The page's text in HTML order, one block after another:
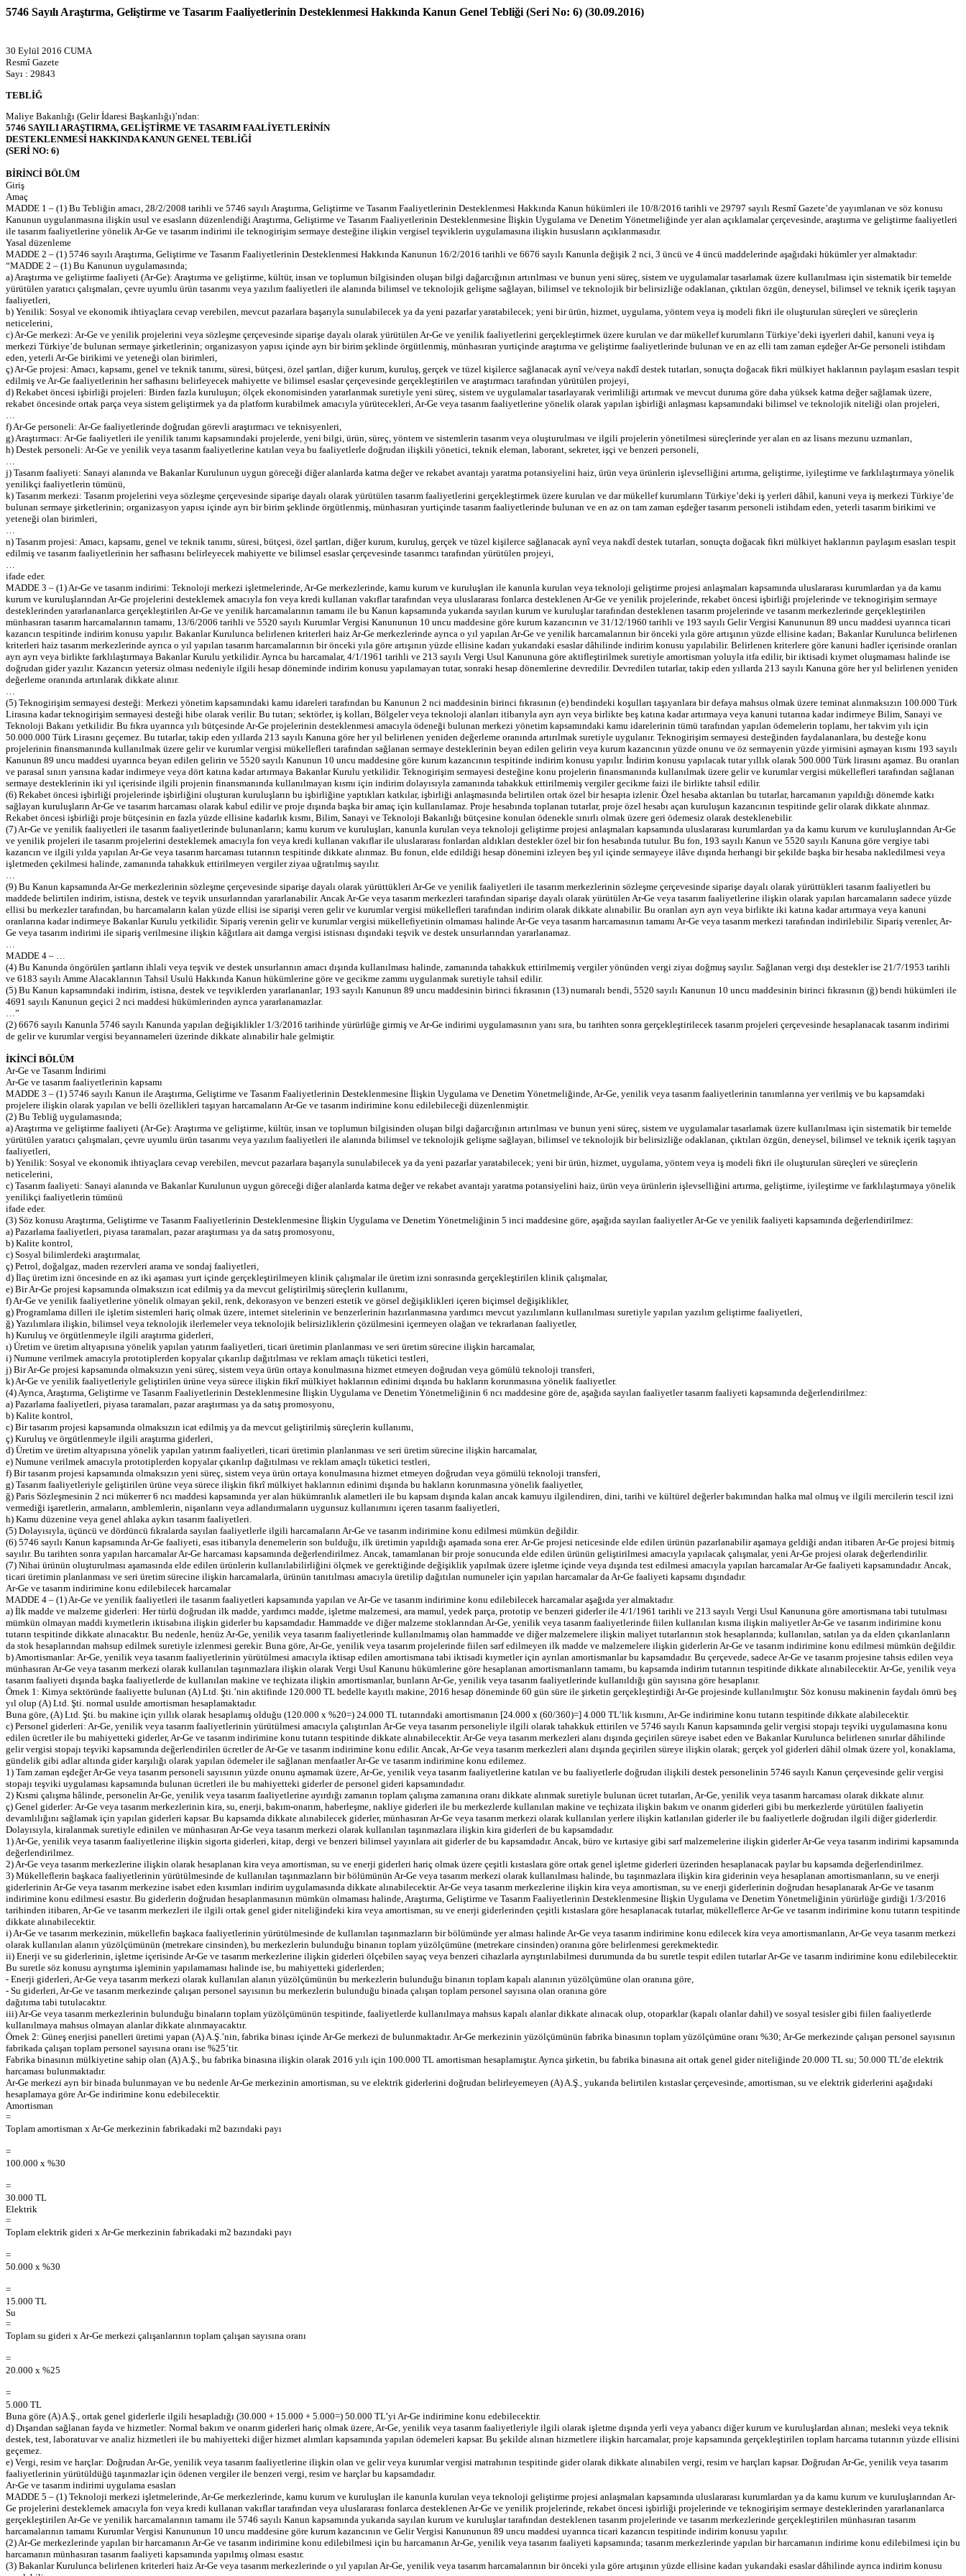
5746 Sayılı Araştırma, Geliştirme ve Tasarım Faaliyetlerinin Desteklenmesi Hakkında Kanun Genel Tebliği (Seri No: 6) (30.09.2016)
30 Eylül 2016 CUMA
Resmî Gazete
Sayı : 29843
TEBLİĞ
Maliye Bakanlığı (Gelir İdaresi Başkanlığı)’ndan:
5746 SAYILI ARAŞTIRMA, GELİŞTİRME VE TASARIM FAALİYETLERİNİN
DESTEKLENMESİ HAKKINDA KANUN GENEL TEBLİĞİ
(SERİ NO: 6)
BİRİNCİ BÖLÜM
Giriş
Amaç
MADDE 1 – (1) Bu Tebliğin amacı, 28/2/2008 tarihli ve 5746 sayılı Araştırma, Geliştirme ve Tasarım Faaliyetlerinin Desteklenmesi Hakkında Kanun hükümleri ile 10/8/2016 tarihli ve 29797 sayılı Resmî Gazete’de yayımlanan ve söz konusu
Kanunun uygulanmasına ilişkin usul ve esasların düzenlendiği Araştırma, Geliştirme ve Tasarım Faaliyetlerinin Desteklenmesine İlişkin Uygulama ve Denetim Yönetmeliğinde yer alan açıklamalar çerçevesinde, araştırma ve geliştirme faaliyetleri
ile tasarım faaliyetlerine yönelik Ar-Ge ve tasarım indirimi ile teknogirişim sermaye desteğine ilişkin vergisel teşviklerin uygulamasına ilişkin hususların açıklanmasıdır.
Yasal düzenleme
MADDE 2 – (1) 5746 sayılı Araştırma, Geliştirme ve Tasarım Faaliyetlerinin Desteklenmesi Hakkında Kanunun 16/2/2016 tarihli ve 6676 sayılı Kanunla değişik 2 nci, 3 üncü ve 4 üncü maddelerinde aşağıdaki hükümler yer almaktadır:
“MADDE 2 – (1) Bu Kanunun uygulamasında;
a) Araştırma ve geliştirme faaliyeti (Ar-Ge): Araştırma ve geliştirme, kültür, insan ve toplumun bilgisinden oluşan bilgi dağarcığının artırılması ve bunun yeni süreç, sistem ve uygulamalar tasarlamak üzere kullanılması için sistematik bir temelde
yürütülen yaratıcı çalışmaları, çevre uyumlu ürün tasarımı veya yazılım faaliyetleri ile alanında bilimsel ve teknolojik gelişme sağlayan, bilimsel ve teknolojik bir belirsizliğe odaklanan, çıktıları özgün, deneysel, bilimsel ve teknik içerik taşıyan
faaliyetleri,
b) Yenilik: Sosyal ve ekonomik ihtiyaçlara cevap verebilen, mevcut pazarlara başarıyla sunulabilecek ya da yeni pazarlar yaratabilecek; yeni bir ürün, hizmet, uygulama, yöntem veya iş modeli fikri ile oluşturulan süreçleri ve süreçlerin
neticelerini,
c) Ar-Ge merkezi: Ar-Ge ve yenilik projelerini veya sözleşme çerçevesinde siparişe dayalı olarak yürütülen Ar-Ge ve yenilik faaliyetlerini gerçekleştirmek üzere kurulan ve dar mükellef kurumların Türkiye’deki işyerleri dahil, kanuni veya iş
merkezi Türkiye’de bulunan sermaye şirketlerinin; organizasyon yapısı içinde ayrı bir birim şeklinde örgütlenmiş, münhasıran yurtiçinde araştırma ve geliştirme faaliyetlerinde bulunan ve en az elli tam zaman eşdeğer Ar-Ge personeli istihdam
eden, yeterli Ar-Ge birikimi ve yeteneği olan birimleri,
ç) Ar-Ge projesi: Amacı, kapsamı, genel ve teknik tanımı, süresi, bütçesi, özel şartları, diğer kurum, kuruluş, gerçek ve tüzel kişilerce sağlanacak aynî ve/veya nakdî destek tutarları, sonuçta doğacak fikri mülkiyet haklarının paylaşım esasları tespit
edilmiş ve Ar-Ge faaliyetlerinin her safhasını belirleyecek mahiyette ve bilimsel esaslar çerçevesinde gerçekleştirilen ve araştırmacı tarafından yürütülen projeyi,
d) Rekabet öncesi işbirliği projeleri: Birden fazla kuruluşun; ölçek ekonomisinden yararlanmak suretiyle yeni süreç, sistem ve uygulamalar tasarlayarak verimliliği artırmak ve mevcut duruma göre daha yüksek katma değer sağlamak üzere,
rekabet öncesinde ortak parça veya sistem geliştirmek ya da platform kurabilmek amacıyla yürütecekleri, Ar-Ge veya tasarım faaliyetlerine yönelik olarak yapılan işbirliği anlaşması kapsamındaki bilimsel ve teknolojik niteliği olan projeleri,
f) Ar-Ge personeli: Ar-Ge faaliyetlerinde doğrudan görevli araştırmacı ve teknisyenleri,
g) Araştırmacı: Ar-Ge faaliyetleri ile yenilik tanımı kapsamındaki projelerde, yeni bilgi, ürün, süreç, yöntem ve sistemlerin tasarım veya oluşturulması ve ilgili projelerin yönetilmesi süreçlerinde yer alan en az lisans mezunu uzmanları,
h) Destek personeli: Ar-Ge ve yenilik veya tasarım faaliyetlerine katılan veya bu faaliyetlerle doğrudan ilişkili yönetici, teknik eleman, laborant, sekreter, işçi ve benzeri personeli,
j) Tasarım faaliyeti: Sanayi alanında ve Bakanlar Kurulunun uygun göreceği diğer alanlarda katma değer ve rekabet avantajı yaratma potansiyelini haiz, ürün veya ürünlerin işlevselliğini artırma, geliştirme, iyileştirme ve farklılaştırmaya yönelik
yenilikçi faaliyetlerin tümünü,
k) Tasarım merkezi: Tasarım projelerini veya sözleşme çerçevesinde siparişe dayalı olarak yürütülen tasarım faaliyetlerini gerçekleştirmek üzere kurulan ve dar mükellef kurumların Türkiye’deki iş yerleri dâhil, kanuni veya iş merkezi Türkiye’de
bulunan sermaye şirketlerinin; organizasyon yapısı içinde ayrı bir birim şeklinde örgütlenmiş, münhasıran yurtiçinde tasarım faaliyetlerinde bulunan ve en az on tam zaman eşdeğer tasarım personeli istihdam eden, yeterli tasarım birikimi ve
yeteneği olan birimleri,
n) Tasarım projesi: Amacı, kapsamı, genel ve teknik tanımı, süresi, bütçesi, özel şartları, diğer kurum, kuruluş, gerçek ve tüzel kişilerce sağlanacak aynî veya nakdî destek tutarları, sonuçta doğacak fikri mülkiyet haklarının paylaşım esasları tespit
edilmiş ve tasarım faaliyetlerinin her safhasını belirleyecek mahiyette ve bilimsel esaslar çerçevesinde tasarımcı tarafından yürütülen projeyi,
ifade eder.
MADDE 3 – (1) Ar-Ge ve tasarım indirimi: Teknoloji merkezi işletmelerinde, Ar-Ge merkezlerinde, kamu kurum ve kuruluşları ile kanunla kurulan veya teknoloji geliştirme projesi anlaşmaları kapsamında uluslararası kurumlardan ya da kamu
kurum ve kuruluşlarından Ar-Ge projelerini desteklemek amacıyla fon veya kredi kullanan vakıflar tarafından veya uluslararası fonlarca desteklenen Ar-Ge ve yenilik projelerinde, rekabet öncesi işbirliği projelerinde ve teknogirişim sermaye
desteklerinden yararlananlarca gerçekleştirilen Ar-Ge ve yenilik harcamalarının tamamı ile bu Kanun kapsamında yukarıda sayılan kurum ve kuruluşlar tarafından desteklenen tasarım projelerinde ve tasarım merkezlerinde gerçekleştirilen
münhasıran tasarım harcamalarının tamamı, 13/6/2006 tarihli ve 5520 sayılı Kurumlar Vergisi Kanununun 10 uncu maddesine göre kurum kazancının ve 31/12/1960 tarihli ve 193 sayılı Gelir Vergisi Kanununun 89 uncu maddesi uyarınca ticari
kazancın tespitinde indirim konusu yapılır. Bakanlar Kurulunca belirlenen kriterleri haiz Ar-Ge merkezlerinde ayrıca o yıl yapılan Ar-Ge ve yenilik harcamalarının bir önceki yıla göre artışının yüzde ellisine kadarı; Bakanlar Kurulunca belirlenen
kriterleri haiz tasarım merkezlerinde ayrıca o yıl yapılan tasarım harcamalarının bir önceki yıla göre artışının yüzde ellisine kadarı yukarıdaki esaslar dâhilinde indirim konusu yapılabilir. Belirlenen kriterlere göre kanuni hadler içerisinde oranları
ayrı ayrı veya birlikte farklılaştırmaya Bakanlar Kurulu yetkilidir. Ayrıca bu harcamalar, 4/1/1961 tarihli ve 213 sayılı Vergi Usul Kanununa göre aktifleştirilmek suretiyle amortisman yoluyla itfa edilir, bir iktisadi kıymet oluşmaması halinde ise
doğrudan gider yazılır. Kazancın yetersiz olması nedeniyle ilgili hesap döneminde indirim konusu yapılamayan tutar, sonraki hesap dönemlerine devredilir. Devredilen tutarlar, takip eden yıllarda 213 sayılı Kanuna göre her yıl belirlenen yeniden
değerleme oranında artırılarak dikkate alınır.
(5) Teknogirişim sermayesi desteği: Merkezi yönetim kapsamındaki kamu idareleri tarafından bu Kanunun 2 nci maddesinin birinci fıkrasının (e) bendindeki koşulları taşıyanlara bir defaya mahsus olmak üzere teminat alınmaksızın 100.000 Türk
Lirasına kadar teknogirişim sermayesi desteği hibe olarak verilir. Bu tutarı; sektörler, iş kolları, Bölgeler veya teknoloji alanları itibarıyla ayrı ayrı veya birlikte beş katına kadar artırmaya veya kanuni tutarına kadar indirmeye Bilim, Sanayi ve
Teknoloji Bakanı yetkilidir. Bu fıkra uyarınca yılı bütçesinde Ar-Ge projelerinin desteklenmesi amacıyla ödeneği bulunan merkezi yönetim kapsamındaki kamu idarelerinin tümü tarafından yapılan ödemelerin toplamı, her takvim yılı için
50.000.000 Türk Lirasını geçemez. Bu tutarlar, takip eden yıllarda 213 sayılı Kanuna göre her yıl belirlenen yeniden değerleme oranında artırılmak suretiyle uygulanır. Teknogirişim sermayesi desteğinden faydalananlara, bu desteğe konu
projelerinin finansmanında kullanılmak üzere gelir ve kurumlar vergisi mükellefleri tarafından sağlanan sermaye desteklerinin beyan edilen gelirin veya kurum kazancının yüzde onunu ve öz sermayenin yüzde yirmisini aşmayan kısmı 193 sayılı
Kanunun 89 uncu maddesi uyarınca beyan edilen gelirin ve 5520 sayılı Kanunun 10 uncu maddesine göre kurum kazancının tespitinde indirim konusu yapılır. İndirim konusu yapılacak tutar yıllık olarak 500.000 Türk lirasını aşamaz. Bu oranları
ve parasal sınırı yarısına kadar indirmeye veya dört katına kadar artırmaya Bakanlar Kurulu yetkilidir. Teknogirişim sermayesi desteğine konu projelerin finansmanında kullanılmak üzere gelir ve kurumlar vergisi mükellefleri tarafından sağlanan
sermaye desteklerinin iki yıl içerisinde ilgili projenin finansmanında kullanılmayan kısmı için indirim dolayısıyla zamanında tahakkuk ettirilmemiş vergiler gecikme faizi ile birlikte tahsil edilir.
(6) Rekabet öncesi işbirliği projelerinde işbirliğini oluşturan kuruluşların bu işbirliğine yaptıkları katkılar, işbirliği anlaşmasında belirtilen ortak özel bir hesapta izlenir. Özel hesaba aktarılan bu tutarlar, harcamanın yapıldığı dönemde katkı
sağlayan kuruluşların Ar-Ge ve tasarım harcaması olarak kabul edilir ve proje dışında başka bir amaç için kullanılamaz. Proje hesabında toplanan tutarlar, proje özel hesabı açan kuruluşun kazancının tespitinde gelir olarak dikkate alınmaz.
Rekabet öncesi işbirliği proje bütçesinin en fazla yüzde ellisine kadarlık kısmı, Bilim, Sanayi ve Teknoloji Bakanlığı bütçesine konulan ödenekle sınırlı olmak üzere geri ödemesiz olarak desteklenebilir.
(7) Ar-Ge ve yenilik faaliyetleri ile tasarım faaliyetlerinde bulunanların; kamu kurum ve kuruluşları, kanunla kurulan veya teknoloji geliştirme projesi anlaşmaları kapsamında uluslararası kurumlardan ya da kamu kurum ve kuruluşlarından Ar-Ge
ve yenilik projeleri ile tasarım projelerini desteklemek amacıyla fon veya kredi kullanan vakıflar ile uluslararası fonlardan aldıkları destekler özel bir fon hesabında tutulur. Bu fon, 193 sayılı Kanun ve 5520 sayılı Kanuna göre vergiye tabi
kazancın ve ilgili yılda yapılan Ar-Ge veya tasarım harcaması tutarının tespitinde dikkate alınmaz. Bu fonun, elde edildiği hesap dönemini izleyen beş yıl içinde sermayeye ilâve dışında herhangi bir şekilde başka bir hesaba nakledilmesi veya
işletmeden çekilmesi halinde, zamanında tahakkuk ettirilmeyen vergiler ziyaa uğratılmış sayılır.
(9) Bu Kanun kapsamında Ar-Ge merkezlerinin sözleşme çerçevesinde siparişe dayalı olarak yürüttükleri Ar-Ge ve yenilik faaliyetleri ile tasarım merkezlerinin sözleşme çerçevesinde siparişe dayalı olarak yürüttükleri tasarım faaliyetleri bu
maddede belirtilen indirim, istisna, destek ve teşvik unsurlarından yararlanabilir. Ancak Ar-Ge veya tasarım merkezleri tarafından siparişe dayalı olarak yürütülen Ar-Ge veya tasarım faaliyetlerine ilişkin olarak yapılan harcamaların sadece yüzde
ellisi bu merkezler tarafından, bu harcamaların kalan yüzde ellisi ise siparişi veren gelir ve kurumlar vergisi mükellefleri tarafından indirim olarak dikkate alınabilir. Bu oranları ayrı ayrı veya birlikte iki katına kadar artırmaya veya kanuni
oranlarına kadar indirmeye Bakanlar Kurulu yetkilidir. Sipariş verenin gelir ve kurumlar vergisi mükellefiyetinin olmaması halinde Ar-Ge veya tasarım harcamasının tamamı Ar-Ge veya tasarım merkezi tarafından indirilebilir. Sipariş verenler, Ar-
Ge veya tasarım indirimi ile sipariş verilmesine ilişkin kâğıtlara ait damga vergisi istisnası dışındaki teşvik ve destek unsurlarından yararlanamaz.
MADDE 4 – …
(4) Bu Kanunda öngörülen şartların ihlali veya teşvik ve destek unsurlarının amacı dışında kullanılması halinde, zamanında tahakkuk ettirilmemiş vergiler yönünden vergi ziyaı doğmuş sayılır. Sağlanan vergi dışı destekler ise 21/7/1953 tarihli
ve 6183 sayılı Amme Alacaklarının Tahsil Usulü Hakkında Kanun hükümlerine göre ve gecikme zammı uygulanmak suretiyle tahsil edilir.
(5) Bu Kanun kapsamındaki indirim, istisna, destek ve teşviklerden yararlananlar; 193 sayılı Kanunun 89 uncu maddesinin birinci fıkrasının (13) numaralı bendi, 5520 sayılı Kanunun 10 uncu maddesinin birinci fıkrasının (ğ) bendi hükümleri ile
4691 sayılı Kanunun geçici 2 nci maddesi hükümlerinden ayrıca yararlanamazlar.
…”
(2) 6676 sayılı Kanunla 5746 sayılı Kanunda yapılan değişiklikler 1/3/2016 tarihinde yürürlüğe girmiş ve Ar-Ge indirimi uygulamasının yanı sıra, bu tarihten sonra gerçekleştirilecek tasarım projeleri çerçevesinde hesaplanacak tasarım indirimi
de gelir ve kurumlar vergisi beyannameleri üzerinde dikkate alınabilir hale gelmiştir.
İKİNCİ BÖLÜM
Ar-Ge ve Tasarım İndirimi
Ar-Ge ve tasarım faaliyetlerinin kapsamı
MADDE 3 – (1) 5746 sayılı Kanun ile Araştırma, Geliştirme ve Tasarım Faaliyetlerinin Desteklenmesine İlişkin Uygulama ve Denetim Yönetmeliğinde, Ar-Ge, yenilik veya tasarım faaliyetlerinin tanımlarına yer verilmiş ve bu kapsamdaki
projelere ilişkin olarak yapılan ve belli özellikleri taşıyan harcamaların Ar-Ge ve tasarım indirimine konu edilebileceği düzenlenmiştir.
(2) Bu Tebliğ uygulamasında;
a) Araştırma ve geliştirme faaliyeti (Ar-Ge): Araştırma ve geliştirme, kültür, insan ve toplumun bilgisinden oluşan bilgi dağarcığının artırılması ve bunun yeni süreç, sistem ve uygulamalar tasarlamak üzere kullanılması için sistematik bir temelde
yürütülen yaratıcı çalışmaları, çevre uyumlu ürün tasarımı veya yazılım faaliyetleri ile alanında bilimsel ve teknolojik gelişme sağlayan, bilimsel ve teknolojik bir belirsizliğe odaklanan, çıktıları özgün, deneysel, bilimsel ve teknik içerik taşıyan
faaliyetleri,
b) Yenilik: Sosyal ve ekonomik ihtiyaçlara cevap verebilen, mevcut pazarlara başarıyla sunulabilecek ya da yeni pazarlar yaratabilecek; yeni bir ürün, hizmet, uygulama, yöntem veya iş modeli fikri ile oluşturulan süreçleri ve süreçlerin
neticelerini,
c) Tasarım faaliyeti: Sanayi alanında ve Bakanlar Kurulunun uygun göreceği diğer alanlarda katma değer ve rekabet avantajı yaratma potansiyelini haiz, ürün veya ürünlerin işlevselliğini artırma, geliştirme, iyileştirme ve farklılaştırmaya yönelik
yenilikçi faaliyetlerin tümünü
ifade eder.
(3) Söz konusu Araştırma, Geliştirme ve Tasarım Faaliyetlerinin Desteklenmesine İlişkin Uygulama ve Denetim Yönetmeliğinin 5 inci maddesine göre, aşağıda sayılan faaliyetler Ar-Ge ve yenilik faaliyeti kapsamında değerlendirilmez:
a) Pazarlama faaliyetleri, piyasa taramaları, pazar araştırması ya da satış promosyonu,
b) Kalite kontrol,
c) Sosyal bilimlerdeki araştırmalar,
ç) Petrol, doğalgaz, maden rezervleri arama ve sondaj faaliyetleri,
d) İlaç üretim izni öncesinde en az iki aşaması yurt içinde gerçekleştirilmeyen klinik çalışmalar ile üretim izni sonrasında gerçekleştirilen klinik çalışmalar,
e) Bir Ar-Ge projesi kapsamında olmaksızın icat edilmiş ya da mevcut geliştirilmiş süreçlerin kullanımı,
f) Ar-Ge ve yenilik faaliyetlerine yönelik olmayan şekil, renk, dekorasyon ve benzeri estetik ve görsel değişiklikleri içeren biçimsel değişiklikler,
g) Programlama dilleri ile işletim sistemleri hariç olmak üzere, internet sitelerinin ve benzerlerinin hazırlanmasına yardımcı mevcut yazılımların kullanılması suretiyle yapılan yazılım geliştirme faaliyetleri,
ğ) Yazılımlara ilişkin, bilimsel veya teknolojik ilerlemeler veya teknolojik belirsizliklerin çözülmesini içermeyen olağan ve tekrarlanan faaliyetler,
h) Kuruluş ve örgütlenmeyle ilgili araştırma giderleri,
ı) Üretim ve üretim altyapısına yönelik yapılan yatırım faaliyetleri, ticari üretimin planlanması ve seri üretim sürecine ilişkin harcamalar,
i) Numune verilmek amacıyla prototiplerden kopyalar çıkarılıp dağıtılması ve reklam amaçlı tüketici testleri,
j) Bir Ar-Ge projesi kapsamında olmaksızın yeni süreç, sistem veya ürün ortaya konulmasına hizmet etmeyen doğrudan veya gömülü teknoloji transferi,
k) Ar-Ge ve yenilik faaliyetleriyle geliştirilen ürüne veya sürece ilişkin fikrî mülkiyet haklarının edinimi dışında bu hakların korunmasına yönelik faaliyetler.
(4) Ayrıca, Araştırma, Geliştirme ve Tasarım Faaliyetlerinin Desteklenmesine İlişkin Uygulama ve Denetim Yönetmeliğinin 6 ncı maddesine göre de, aşağıda sayılan faaliyetler tasarım faaliyeti kapsamında değerlendirilmez:
a) Pazarlama faaliyetleri, piyasa taramaları, pazar araştırması ya da satış promosyonu,
b) Kalite kontrol,
c) Bir tasarım projesi kapsamında olmaksızın icat edilmiş ya da mevcut geliştirilmiş süreçlerin kullanımı,
ç) Kuruluş ve örgütlenmeyle ilgili araştırma giderleri,
d) Üretim ve üretim altyapısına yönelik yapılan yatırım faaliyetleri, ticari üretimin planlanması ve seri üretim sürecine ilişkin harcamalar,
e) Numune verilmek amacıyla prototiplerden kopyalar çıkarılıp dağıtılması ve reklam amaçlı tüketici testleri,
f) Bir tasarım projesi kapsamında olmaksızın yeni süreç, sistem veya ürün ortaya konulmasına hizmet etmeyen doğrudan veya gömülü teknoloji transferi,
g) Tasarım faaliyetleriyle geliştirilen ürüne veya sürece ilişkin fikrî mülkiyet haklarının edinimi dışında bu hakların korunmasına yönelik faaliyetler,
ğ) Paris Sözleşmesinin 2 nci mükerrer 6 ncı maddesi kapsamında yer alan hükümranlık alametleri ile bu kapsam dışında kalan ancak kamuyu ilgilendiren, dini, tarihi ve kültürel değerler bakımından halka mal olmuş ve ilgili mercilerin tescil izni
vermediği işaretlerin, armaların, amblemlerin, nişanların veya adlandırmaların uygunsuz kullanımını içeren tasarım faaliyetleri,
h) Kamu düzenine veya genel ahlaka aykırı tasarım faaliyetleri.
(5) Dolayısıyla, üçüncü ve dördüncü fıkralarda sayılan faaliyetlerle ilgili harcamaların Ar-Ge ve tasarım indirimine konu edilmesi mümkün değildir.
(6) 5746 sayılı Kanun kapsamında Ar-Ge faaliyeti, esas itibarıyla denemelerin son bulduğu, ilk üretimin yapıldığı aşamada sona erer. Ar-Ge projesi neticesinde elde edilen ürünün pazarlanabilir aşamaya geldiği andan itibaren Ar-Ge projesi bitmiş
sayılır. Bu tarihten sonra yapılan harcamalar Ar-Ge harcaması kapsamında değerlendirilmez. Ancak, tamamlanan bir proje sonucunda elde edilen ürünün geliştirilmesi amacıyla yapılacak çalışmalar, yeni Ar-Ge projesi olarak değerlendirilir.
(7) Nihai ürünün oluşturulması aşamasında elde edilen ürünlerin kullanılabilirliğini ölçmek ve gerektiğinde değişiklik yapılmak üzere işletme içinde veya dışında test edilmesi amacıyla yapılan harcamalar Ar-Ge faaliyeti kapsamındadır. Ancak,
ticari üretimin planlanması ve seri üretim sürecine ilişkin harcamalarla, ürünün tanıtılması amacıyla üretilip dağıtılan numuneler için yapılan harcamalar da Ar-Ge faaliyeti kapsamı dışındadır.
Ar-Ge ve tasarım indirimine konu edilebilecek harcamalar
MADDE 4 – (1) Ar-Ge ve yenilik faaliyetleri ile tasarım faaliyetleri kapsamında yapılan ve Ar-Ge ve tasarım indirimine konu edilebilecek harcamalar aşağıda yer almaktadır.
a) İlk madde ve malzeme giderleri: Her türlü doğrudan ilk madde, yardımcı madde, işletme malzemesi, ara mamul, yedek parça, prototip ve benzeri giderler ile 4/1/1961 tarihli ve 213 sayılı Vergi Usul Kanununa göre amortismana tabi tutulması
mümkün olmayan maddi kıymetlerin iktisabına ilişkin giderler bu kapsamdadır. Hammadde ve diğer malzeme stoklarından Ar-Ge, yenilik veya tasarım faaliyetlerinde fiilen kullanılan kısma ilişkin maliyetler Ar-Ge ve tasarım indirimine konu
tutarın tespitinde dikkate alınacaktır. Bu nedenle, henüz Ar-Ge, yenilik veya tasarım faaliyetlerinde kullanılmamış olan hammadde ve diğer malzemelere ilişkin maliyet tutarlarının stok hesaplarında; kullanılan, satılan ya da elden çıkarılanların
da stok hesaplarından mahsup edilmek suretiyle izlenmesi gerekir. Buna göre, Ar-Ge, yenilik veya tasarım projelerinde fiilen sarf edilmeyen ilk madde ve malzemelere ilişkin giderlerin Ar-Ge ve tasarım indirimine konu edilmesi mümkün değildir.
b) Amortismanlar: Ar-Ge, yenilik veya tasarım faaliyetlerinin yürütülmesi amacıyla iktisap edilen amortismana tabi iktisadi kıymetler için ayrılan amortismanlar bu kapsamdadır. Bu çerçevede, sadece Ar-Ge ve tasarım projesine tahsis edilen veya
münhasıran Ar-Ge veya tasarım merkezi olarak kullanılan taşınmazlara ilişkin olarak Vergi Usul Kanunu hükümlerine göre hesaplanan amortismanların tamamı, bu kapsamda indirim tutarının tespitinde dikkate alınabilecektir. Ar-Ge, yenilik veya
tasarım faaliyeti dışında başka faaliyetlerde de kullanılan makine ve teçhizata ilişkin amortismanlar, bunların Ar-Ge, yenilik veya tasarım faaliyetlerinde kullanıldığı gün sayısına göre hesaplanır.
Örnek 1: Kimya sektöründe faaliyette bulunan (A) Ltd. Şti.’nin aktifinde 120.000 TL bedelle kayıtlı makine, 2016 hesap döneminde 60 gün süre ile şirketin gerçekleştirdiği Ar-Ge projesinde kullanılmıştır. Söz konusu makinenin faydalı ömrü beş
yıl olup (A) Ltd. Şti. normal usulde amortisman hesaplamaktadır.
Buna göre, (A) Ltd. Şti. bu makine için yıllık olarak hesaplamış olduğu (120.000 x %20=) 24.000 TL tutarındaki amortismanın [24.000 x (60/360)=] 4.000 TL’lik kısmını, Ar-Ge indirimine konu tutarın tespitinde dikkate alabilecektir.
c) Personel giderleri: Ar-Ge, yenilik veya tasarım faaliyetlerinin yürütülmesi amacıyla çalıştırılan Ar-Ge veya tasarım personeliyle ilgili olarak tahakkuk ettirilen ve 5746 sayılı Kanun kapsamında gelir vergisi stopajı teşviki uygulamasına konu
edilen ücretler ile bu mahiyetteki giderler, Ar-Ge ve tasarım indirimine konu tutarın tespitinde dikkate alınabilecektir. Ar-Ge veya tasarım merkezleri alanı dışında geçirilen süreye isabet eden ve Bakanlar Kurulunca belirlenen sınırlar dâhilinde
gelir vergisi stopajı teşviki kapsamında değerlendirilen ücretler de Ar-Ge ve tasarım indirimine konu edilir. Ancak, Ar-Ge veya tasarım merkezleri alanı dışında geçirilen süreye ilişkin olarak; gerçek yol giderleri dâhil olmak üzere yol, konaklama,
gündelik gibi adlar altında gider karşılığı olarak yapılan ödemeler ile sağlanan menfaatler Ar-Ge ve tasarım indirimine konu edilemez.
1) Tam zaman eşdeğer Ar-Ge veya tasarım personeli sayısının yüzde onunu aşmamak üzere, Ar-Ge, yenilik veya tasarım faaliyetlerine katılan ve bu faaliyetlerle doğrudan ilişkili destek personelinin 5746 sayılı Kanun çerçevesinde gelir vergisi
stopajı teşviki uygulaması kapsamında bulunan ücretleri ile bu mahiyetteki giderler de personel gideri kapsamındadır.
2) Kısmi çalışma hâlinde, personelin Ar-Ge, yenilik veya tasarım faaliyetlerine ayırdığı zamanın toplam çalışma zamanına oranı dikkate alınmak suretiyle bulunan ücret tutarları, Ar-Ge, yenilik veya tasarım harcaması olarak dikkate alınır.
ç) Genel giderler: Ar-Ge veya tasarım merkezlerinin kira, su, enerji, bakım-onarım, haberleşme, nakliye giderleri ile bu merkezlerde kullanılan makine ve teçhizata ilişkin bakım ve onarım giderleri gibi bu merkezlerde yürütülen faaliyetin
devamlılığını sağlamak için yapılan giderleri kapsar. Bu kapsamda dikkate alınabilecek giderler, münhasıran Ar-Ge veya tasarım merkezi olarak kullanılan yerlere ilişkin katlanılan giderler ile bu faaliyetlerle doğrudan ilgili diğer giderlerdir.
Dolayısıyla, kiralanmak suretiyle edinilen ve münhasıran Ar-Ge veya tasarım merkezi olarak kullanılan taşınmazlara ilişkin kira giderleri de bu kapsamdadır.
1) Ar-Ge, yenilik veya tasarım faaliyetlerine ilişkin sigorta giderleri, kitap, dergi ve benzeri bilimsel yayınlara ait giderler de bu kapsamdadır. Ancak, büro ve kırtasiye gibi sarf malzemelerine ilişkin giderler Ar-Ge veya tasarım indirimi kapsamında
değerlendirilmez.
2) Ar-Ge veya tasarım merkezlerine ilişkin olarak hesaplanan kira veya amortisman, su ve enerji giderleri hariç olmak üzere çeşitli kıstaslara göre ortak genel işletme giderleri üzerinden hesaplanacak paylar bu kapsamda değerlendirilmez.
3) Mükelleflerin başkaca faaliyetlerinin yürütülmesinde de kullanılan taşınmazların bir bölümünün Ar-Ge veya tasarım merkezi olarak kullanılması halinde, bu taşınmazlara ilişkin kira giderinin veya hesaplanan amortismanların, su ve enerji
giderlerinin Ar-Ge veya tasarım merkezine isabet eden kısımları indirim uygulamasında dikkate alınabilecektir. Ar-Ge veya tasarım merkezlerine ilişkin kira veya amortisman, su ve enerji giderlerinin doğrudan hesaplanarak Ar-Ge ve tasarım
indirimine konu edilmesi esastır. Bu giderlerin doğrudan hesaplanmasının mümkün olmaması halinde, Araştırma, Geliştirme ve Tasarım Faaliyetlerinin Desteklenmesine İlişkin Uygulama ve Denetim Yönetmeliğinin yürürlüğe girdiği 1/3/2016
tarihinden itibaren, Ar-Ge ve tasarım merkezleri ile ilgili ortak genel gider niteliğindeki kira veya amortisman, su ve enerji giderlerinden çeşitli kıstaslara göre hesaplanacak tutarlar, mükelleflerce Ar-Ge ve tasarım indirimine konu tutarın tespitinde
dikkate alınabilecektir.
i) Ar-Ge ve tasarım merkezinin, mükellefin başkaca faaliyetlerinin yürütülmesinde de kullanılan taşınmazların bir bölümünde yer alması halinde Ar-Ge veya tasarım indirimine konu edilecek kira veya amortismanların, Ar-Ge veya tasarım merkezi
olarak kullanılan alanın yüzölçümünün (metrekare cinsinden), bu merkezlerin bulunduğu binanın toplam yüzölçümüne (metrekare cinsinden) oranına göre belirlenmesi gerekmektedir.
ii) Enerji ve su giderlerinin, işletme içerisinde Ar-Ge ve tasarım merkezlerine ilişkin giderleri ölçebilen sayaç veya benzeri cihazlarla ayrıştırılabilmesi durumunda da bu suretle tespit edilen tutarlar Ar-Ge ve tasarım indirimine konu edilebilecektir.
Bu suretle söz konusu ayrıştırma işleminin yapılamaması halinde ise, bu mahiyetteki giderlerden;
- Enerji giderleri, Ar-Ge veya tasarım merkezi olarak kullanılan alanın yüzölçümünün bu merkezlerin bulunduğu binanın toplam kapalı alanının yüzölçümüne olan oranına göre,
- Su giderleri, Ar-Ge ve tasarım merkezinde çalışan personel sayısının bu merkezlerin bulunduğu binada çalışan toplam personel sayısına olan oranına göre
dağıtıma tabi tutulacaktır.
iii) Ar-Ge veya tasarım merkezlerinin bulunduğu binaların toplam yüzölçümünün tespitinde, faaliyetlerde kullanılmaya mahsus kapalı alanlar dikkate alınacak olup, otoparklar (kapalı olanlar dahil) ve sosyal tesisler gibi fiilen faaliyetlerde
kullanılmaya mahsus olmayan alanlar dikkate alınmayacaktır.
Örnek 2: Güneş enerjisi panelleri üretimi yapan (A) A.Ş.’nin, fabrika binası içinde Ar-Ge merkezi de bulunmaktadır. Ar-Ge merkezinin yüzölçümünün fabrika binasının toplam yüzölçümüne oranı %30; Ar-Ge merkezinde çalışan personel sayısının
fabrikada çalışan toplam personel sayısına oranı ise %25’tir.
Fabrika binasının mülkiyetine sahip olan (A) A.Ş., bu fabrika binasına ilişkin olarak 2016 yılı için 100.000 TL amortisman hesaplamıştır. Ayrıca şirketin, bu fabrika binasına ait ortak genel gider niteliğinde 20.000 TL su; 50.000 TL’de elektrik
harcaması bulunmaktadır.
Ar-Ge merkezi ayrı bir binada bulunmayan ve bu nedenle Ar-Ge merkezinin amortisman, su ve elektrik giderlerini doğrudan belirleyemeyen (A) A.Ş., yukarıda belirtilen kıstaslar çerçevesinde, amortisman, su ve elektrik giderlerini aşağıdaki
hesaplamaya göre Ar-Ge indirimine konu edebilecektir.
Amortisman
=
Toplam amortisman x Ar-Ge merkezinin fabrikadaki m2 bazındaki payı
=
100.000 x %30
=
30.000 TL
Elektrik
=
Toplam elektrik gideri x Ar-Ge merkezinin fabrikadaki m2 bazındaki payı
=
50.000 x %30
=
15.000 TL
Su
=
Toplam su gideri x Ar-Ge merkezi çalışanlarının toplam çalışan sayısına oranı
=
20.000 x %25
=
5.000 TL
Buna göre (A) A.Ş., ortak genel giderlerle ilgili hesapladığı (30.000 + 15.000 + 5.000=) 50.000 TL’yi Ar-Ge indirimine konu edebilecektir.
d) Dışarıdan sağlanan fayda ve hizmetler: Normal bakım ve onarım giderleri hariç olmak üzere, Ar-Ge, yenilik veya tasarım faaliyetleriyle ilgili olarak işletme dışında yerli veya yabancı diğer kurum ve kuruluşlardan alınan; mesleki veya teknik
destek, test, laboratuvar ve analiz hizmetleri ile bu mahiyetteki diğer hizmet alımları kapsamında yapılan ödemeleri kapsar. Bu şekilde alınan hizmetlere ilişkin harcamalar, proje kapsamında gerçekleştirilen toplam harcama tutarının yüzde ellisini
geçemez.
e) Vergi, resim ve harçlar: Doğrudan Ar-Ge, yenilik veya tasarım faaliyetlerine ilişkin olan ve gelir veya kurumlar vergisi matrahının tespitinde gider olarak dikkate alınabilen vergi, resim ve harçları kapsar. Doğrudan Ar-Ge, yenilik veya tasarım
faaliyetlerinin yürütüldüğü taşınmazlar için ödenen vergiler ile benzeri vergi, resim ve harçlar bu kapsamdadır.
Ar-Ge ve tasarım indirimi uygulama esasları
MADDE 5 – (1) Teknoloji merkezi işletmelerinde, Ar-Ge merkezlerinde, kamu kurum ve kuruluşları ile kanunla kurulan veya teknoloji geliştirme projesi anlaşmaları kapsamında uluslararası kurumlardan ya da kamu kurum ve kuruluşlarından Ar-
Ge projelerini desteklemek amacıyla fon veya kredi kullanan vakıflar tarafından veya uluslararası fonlarca desteklenen Ar-Ge ve yenilik projelerinde, rekabet öncesi işbirliği projelerinde ve teknogirişim sermaye desteklerinden yararlananlarca
gerçekleştirilen Ar-Ge ve yenilik harcamalarının tamamı ile 5746 sayılı Kanun kapsamında yukarıda sayılan kurum ve kuruluşlar tarafından desteklenen tasarım projelerinde ve tasarım merkezlerinde gerçekleştirilen münhasıran tasarım
harcamalarının tamamı Kurumlar Vergisi Kanununun 10 uncu maddesine göre kurum kazancının ve Gelir Vergisi Kanununun 89 uncu maddesi uyarınca ticari kazancın tespitinde indirim konusu yapılır.
(2) Ar-Ge merkezlerinde yapılan bir harcamanın Ar-Ge ve tasarım indirimine konu edilebilmesi için bu harcamanın Ar-Ge, yenilik veya tasarım faaliyeti kapsamında; tasarım merkezlerinde yapılan bir harcamanın indirime konu edilebilmesi için bu
harcamanın münhasıran tasarım faaliyeti kapsamında yapılmış olması esastır.
(3) Bakanlar Kurulunca belirlenen kriterleri haiz Ar-Ge veya tasarım merkezlerinde o yıl yapılan Ar-Ge, yenilik veya tasarım harcamalarının bir önceki yıla göre artışının yüzde ellisine kadarı yukarıdaki esaslar dâhilinde ayrıca indirim konusu